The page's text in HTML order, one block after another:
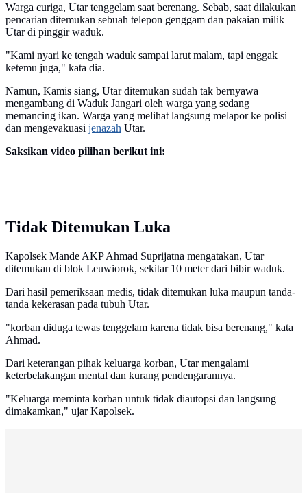
Warga curiga, Utar tenggelam saat berenang. Sebab, saat dilakukan
pencarian ditemukan sebuah telepon genggam dan pakaian milik
Utar di pinggir waduk.
"Kami nyari ke tengah waduk sampai larut malam, tapi enggak
ketemu juga," kata dia.
Namun, Kamis siang, Utar ditemukan sudah tak bernyawa
mengambang di Waduk Jangari oleh warga yang sedang
memancing ikan. Warga yang melihat langsung melapor ke polisi
dan mengevakuasi jenazah Utar.
Saksikan video pilihan berikut ini:
Tidak Ditemukan Luka
Kapolsek Mande AKP Ahmad Suprijatna mengatakan, Utar
ditemukan di blok Leuwiorok, sekitar 10 meter dari bibir waduk.
Dari hasil pemeriksaan medis, tidak ditemukan luka maupun tanda-
tanda kekerasan pada tubuh Utar.
‎"korban diduga tewas tenggelam karena tidak bisa berenang," kata
Ahmad.
Dari keterangan pihak keluarga korban, Utar mengalami
keterbelakangan mental dan kurang pendengarannya.
"Keluarga meminta korban untuk tidak diautopsi dan langsung
dimakamkan," ujar Kapolsek.